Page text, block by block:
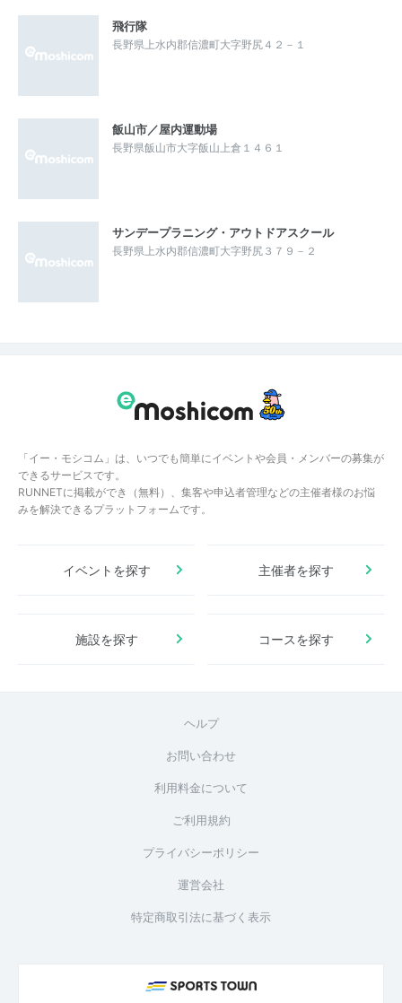
飛行隊
長野県上水内郡信濃町大字野尻４２－１
飯山市／屋内運動場
長野県飯山市大字飯山上倉１４６１
サンデープラニング・アウトドアスクール
長野県上水内郡信濃町大字野尻３７９－２
「イー・モシコム」は、いつでも簡単にイベントや会員・メンバーの募集が
できるサービスです。
RUNNETに掲載ができ（無料）、集客や申込者管理などの主催者様のお悩
みを解決できるプラットフォームです。
イベントを探す 主催者を探す
施設を探す コースを探す
ヘルプ
お問い合わせ
利用料金について
ご利用規約
プライバシーポリシー
運営会社
特定商取引法に基づく表示